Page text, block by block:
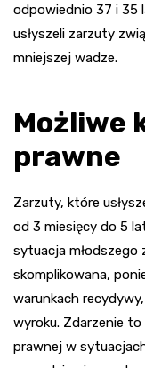
odpowiednio 37 i 35
usłyszeli zarzuty
mniejszej wadze.
Możliwe
prawne
Zarzuty, które
od 3 miesięcy do 5
sytuacja
skomplikowana,
warunkach
wyroku. Zdarzenie
prawnej w